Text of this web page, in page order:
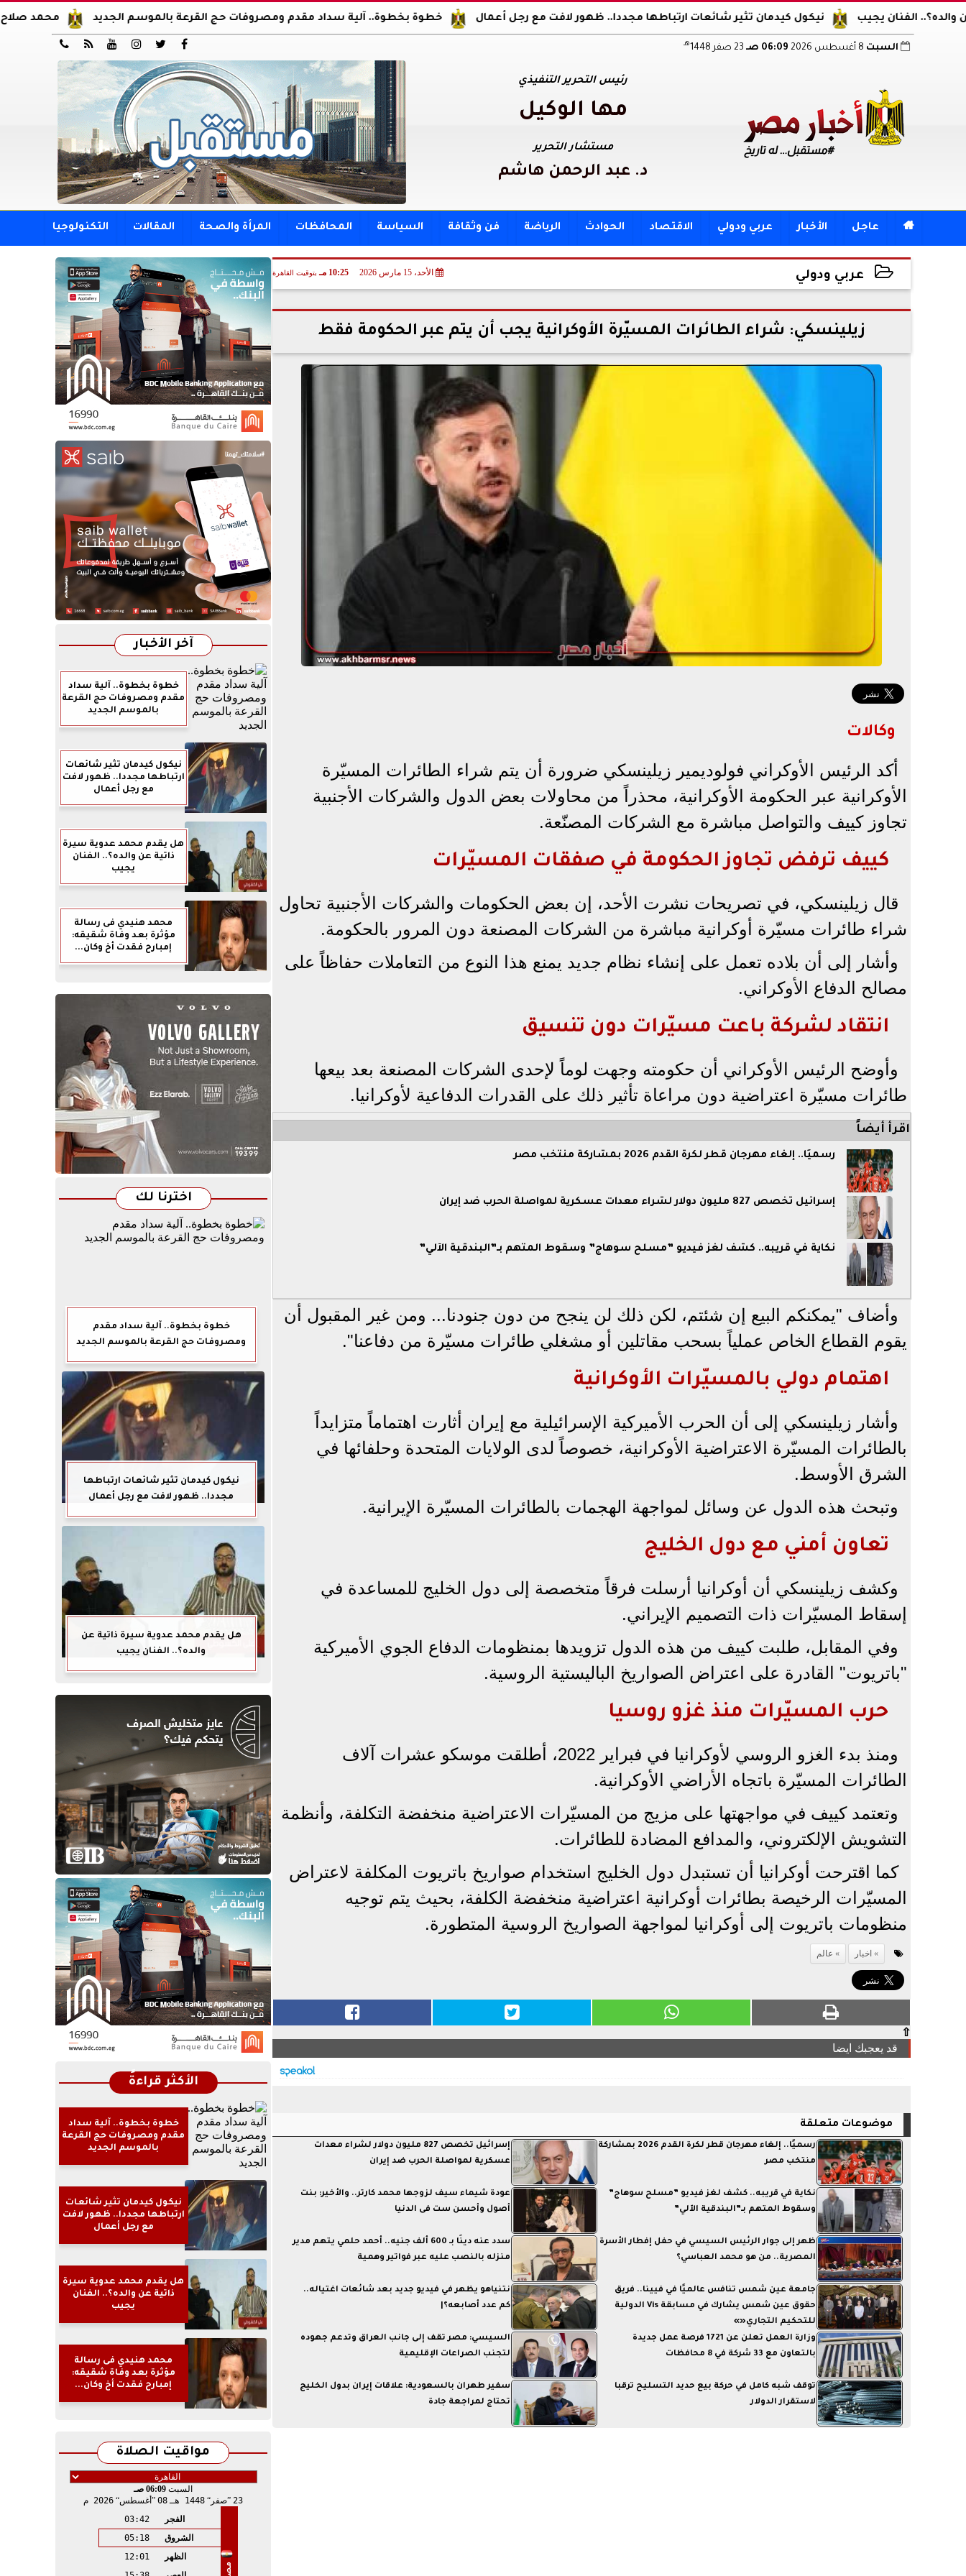
محمد صلاح يوقع عقود خطوة بخطوة.. آلية سداد مقدم ومصروفات حج القرعة بالموسم الجديد نيكول كيدمان تثير شائعات ارتباطها مجددا.. ظهور لافت مع رجل أعمال يجيب





 السبت 06:09 صـ هـ
رئيس التحرير التنفيذي
مها الوكيل
مستشار التحرير
د. عبد الرحمن هاشم
 عاجل الأخبار عربي ودولي الاقتصاد الحوادث الرياضة فن وثقافة السياسة المحافظات المرأة والصحة المقالات التكنولوجيا
عربي ودولي الأحد، 15 مارس 2026 10:25 مـ بتوقيت القاهرة
2026-03-15 22:25:21
زيلينسكي: شراء الطائرات المسيّرة الأوكرانية يجب أن يتم عبر الحكومة فقط
وكالات
أكد الرئيس الأوكراني فولوديمير زيلينسكي ضرورة أن يتم شراء الطائرات المسيّرة
الأوكرانية عبر الحكومة الأوكرانية، محذراً من محاولات بعض الدول والشركات الأجنبية
تجاوز كييف والتواصل مباشرة مع الشركات المصنّعة.
كييف ترفض تجاوز الحكومة في صفقات المسيّرات
قال زيلينسكي، في تصريحات نشرت الأحد، إن بعض الحكومات والشركات الأجنبية تحاول
شراء طائرات مسيّرة أوكرانية مباشرة من الشركات المصنعة دون المرور بالحكومة.
وأشار إلى أن بلاده تعمل على إنشاء نظام جديد يمنع هذا النوع من التعاملات حفاظاً على
مصالح الدفاع الأوكراني.
انتقاد لشركة باعت مسيّرات دون تنسيق
وأوضح الرئيس الأوكراني أن حكومته وجهت لوماً لإحدى الشركات المصنعة بعد بيعها
طائرات مسيّرة اعتراضية دون مراعاة تأثير ذلك على القدرات الدفاعية لأوكرانيا.
اقرأ أيضاً
رسميًا.. إلغاء مهرجان قطر لكرة القدم 2026 بمشاركة منتخب مصر
إسرائيل تخصص 827 مليون دولار لشراء معدات عسكرية لمواصلة الحرب ضد إيران
نكاية في قريبه.. كشف لغز فيديو ”مسلح سوهاج” وسقوط المتهم بـ”البندقية الآلي”
وأضاف "يمكنكم البيع إن شئتم، لكن ذلك لن ينجح من دون جنودنا... ومن غير المقبول أن
يقوم القطاع الخاص عملياً بسحب مقاتلين أو مشغلي طائرات مسيّرة من دفاعنا".
اهتمام دولي بالمسيّرات الأوكرانية
وأشار زيلينسكي إلى أن الحرب الأميركية الإسرائيلية مع إيران أثارت اهتماماً متزايداً
بالطائرات المسيّرة الاعتراضية الأوكرانية، خصوصاً لدى الولايات المتحدة وحلفائها في
الشرق الأوسط.
وتبحث هذه الدول عن وسائل لمواجهة الهجمات بالطائرات المسيّرة الإيرانية.
تعاون أمني مع دول الخليج
وكشف زيلينسكي أن أوكرانيا أرسلت فرقاً متخصصة إلى دول الخليج للمساعدة في
إسقاط المسيّرات ذات التصميم الإيراني.
وفي المقابل، طلبت كييف من هذه الدول تزويدها بمنظومات الدفاع الجوي الأميركية
"باتريوت" القادرة على اعتراض الصواريخ الباليستية الروسية.
حرب المسيّرات منذ غزو روسيا
ومنذ بدء الغزو الروسي لأوكرانيا في فبراير 2022، أطلقت موسكو عشرات آلاف
الطائرات المسيّرة باتجاه الأراضي الأوكرانية.
وتعتمد كييف في مواجهتها على مزيج من المسيّرات الاعتراضية منخفضة التكلفة، وأنظمة
التشويش الإلكتروني، والمدافع المضادة للطائرات.
كما اقترحت أوكرانيا أن تستبدل دول الخليج استخدام صواريخ باتريوت المكلفة لاعتراض
المسيّرات الرخيصة بطائرات أوكرانية اعتراضية منخفضة الكلفة، بحيث يتم توجيه
منظومات باتريوت إلى أوكرانيا لمواجهة الصواريخ الروسية المتطورة.
اخبار عالم
⇧
قد يعجبك ايضا
موضوعات متعلقة
رسميًا.. إلغاء مهرجان قطر لكرة القدم 2026 بمشاركة
منتخب مصر
إسرائيل تخصص 827 مليون دولار لشراء معدات
عسكرية لمواصلة الحرب ضد إيران
نكاية في قريبه.. كشف لغز فيديو ”مسلح سوهاج”
وسقوط المتهم بـ”البندقية الآلي”
عودة شيماء سيف لزوجها محمد كارتر.. والأخير: بنت
أصول وأحسن ست فى الدنيا
ظهر إلى جوار الرئيس السيسي في حفل إفطار الأسرة
المصرية.. من هو محمد العباسي؟
سدد عنه دينًا بـ 600 ألف جنيه.. أحمد حلمي يتهم مدير
منزله بالنصب عليه عبر فواتير وهمية
جامعة عين شمس تنافس عالميًا في فيينا.. فريق
حقوق عين شمس يشارك في مسابقة Vis الدولية
للتحكيم التجاري«»
نتنياهو يظهر في فيديو جديد بعد شائعات اغتياله..
كم عدد أصابعه؟|
وزارة العمل تعلن عن 1721 فرصة عمل جديدة
بالتعاون مع 33 شركة في 8 محافظات
السيسي: مصر تقف إلى جانب العراق وتدعم جهوده
لتجنب الصراعات الإقليمية
توقف شبه كامل في حركة بيع حديد التسليح ترقبا
لاستقرار الدولار
سفير طهران بالسعودية: علاقات إيران بدول الخليج
تحتاج لمراجعة جادة
آخر الأخبار
خطوة بخطوة.. آلية سداد
مقدم ومصروفات حج القرعة
بالموسم الجديد
نيكول كيدمان تثير شائعات
ارتباطها مجددا.. ظهور لافت
مع رجل أعمال
هل يقدم محمد عدوية سيرة
ذاتية عن والده؟.. الفنان
يجيب
محمد هنيدي فى رسالة
مؤثرة بعد وفاة شقيقه:
إمبارح فقدت أخ وكان...
اخترنا لك
خطوة بخطوة.. آلية سداد مقدم
ومصروفات حج القرعة بالموسم الجديد
نيكول كيدمان تثير شائعات ارتباطها
مجددا.. ظهور لافت مع رجل أعمال
هل يقدم محمد عدوية سيرة ذاتية عن
والده؟.. الفنان يجيب
الأكثر قراءةً
خطوة بخطوة.. آلية سداد
مقدم ومصروفات حج القرعة
بالموسم الجديد
نيكول كيدمان تثير شائعات
ارتباطها مجددا.. ظهور لافت
مع رجل أعمال
هل يقدم محمد عدوية سيرة
ذاتية عن والده؟.. الفنان
يجيب
محمد هنيدي فى رسالة
مؤثرة بعد وفاة شقيقه:
إمبارح فقدت أخ وكان...
مواقيت الصلاة
السبت 06:09 صـ
23 صفر 1448 هـ 08 أغسطس 2026 م
مصر
الفجر
03:42
الشروق
05:18
الظهر
12:01